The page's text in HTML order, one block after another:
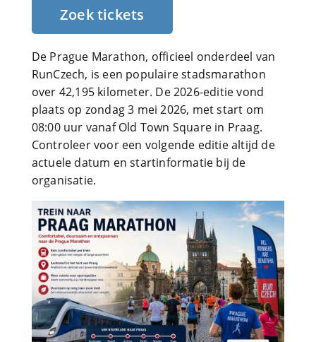
Zoek tickets
De Prague Marathon, officieel onderdeel van
RunCzech, is een populaire stadsmarathon
over 42,195 kilometer. De 2026-editie vond
plaats op zondag 3 mei 2026, met start om
08:00 uur vanaf Old Town Square in Praag.
Controleer voor een volgende editie altijd de
actuele datum en startinformatie bij de
organisatie.